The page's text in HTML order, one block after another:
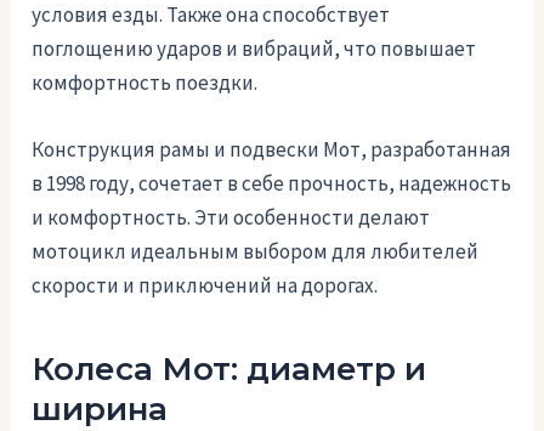
условия езды. Также она способствует
поглощению ударов и вибраций, что повышает
комфортность поездки.
Конструкция рамы и подвески Мот, разработанная
в 1998 году, сочетает в себе прочность, надежность
и комфортность. Эти особенности делают
мотоцикл идеальным выбором для любителей
скорости и приключений на дорогах.
Колеса Мот: диаметр и
ширина